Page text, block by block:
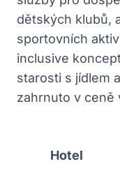
dětských klubů,
sportovních
inclusive
starosti s jídlem
zahrnuto v ceně
Hotel